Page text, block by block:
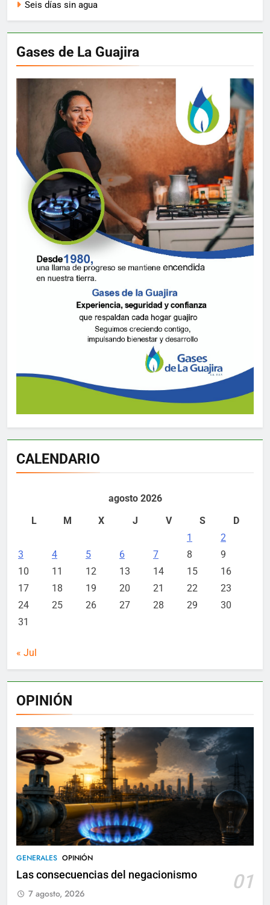
Seis días sin agua
Gases de La Guajira
CALENDARIO
agosto 2026
L
M X J V S
D
1
2
3
4 5 6 7 8
9
10
11 12 13 14 15
16
17
18 19 20 21 22
23
24
25 26 27 28 29
30
31
« Jul
OPINIÓN
GENERALES OPINIÓN
Las consecuencias del negacionismo 01
7 agosto, 2026